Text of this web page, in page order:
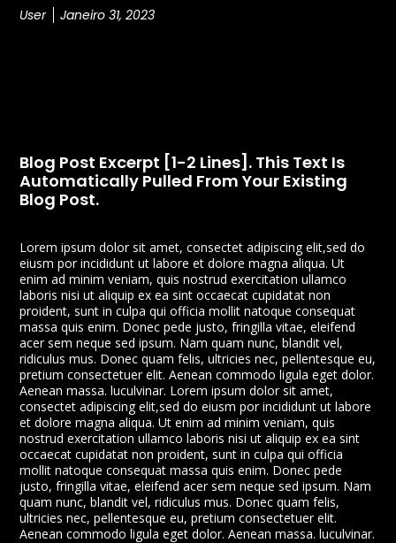
User Janeiro 31, 2023
Blog Post Excerpt [1-2 Lines]. This Text Is
Automatically Pulled From Your Existing
Blog Post.
Lorem ipsum dolor sit amet, consectet adipiscing elit,sed do
eiusm por incididunt ut labore et dolore magna aliqua. Ut
enim ad minim veniam, quis nostrud exercitation ullamco
laboris nisi ut aliquip ex ea sint occaecat cupidatat non
proident, sunt in culpa qui officia mollit natoque consequat
massa quis enim. Donec pede justo, fringilla vitae, eleifend
acer sem neque sed ipsum. Nam quam nunc, blandit vel,
ridiculus mus. Donec quam felis, ultricies nec, pellentesque eu,
pretium consectetuer elit. Aenean commodo ligula eget dolor.
Aenean massa. luculvinar. Lorem ipsum dolor sit amet,
consectet adipiscing elit,sed do eiusm por incididunt ut labore
et dolore magna aliqua. Ut enim ad minim veniam, quis
nostrud exercitation ullamco laboris nisi ut aliquip ex ea sint
occaecat cupidatat non proident, sunt in culpa qui officia
mollit natoque consequat massa quis enim. Donec pede
justo, fringilla vitae, eleifend acer sem neque sed ipsum. Nam
quam nunc, blandit vel, ridiculus mus. Donec quam felis,
ultricies nec, pellentesque eu, pretium consectetuer elit.
Aenean commodo ligula eget dolor. Aenean massa. luculvinar.